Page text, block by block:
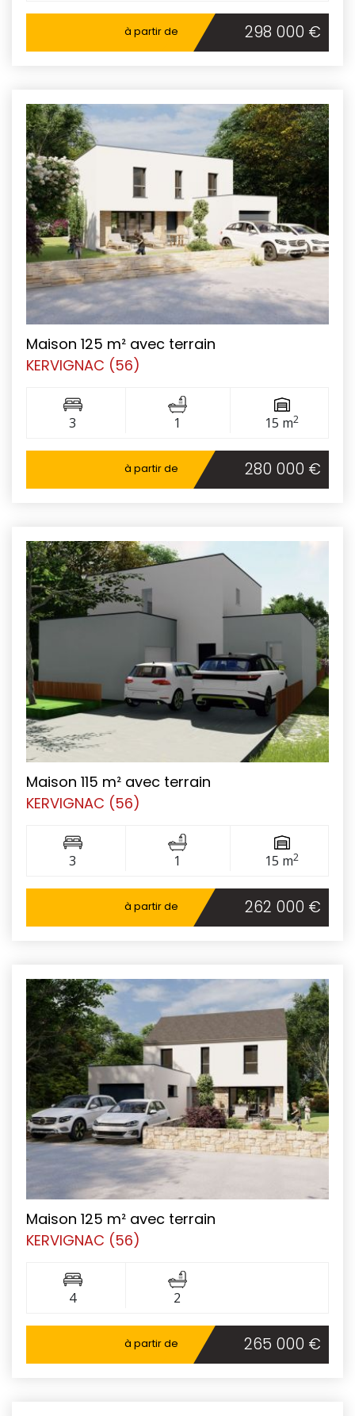
à partir de 298 000 €
Maison 125 m² avec terrain
KERVIGNAC (56)
3 1 15 m2
à partir de 280 000 €
Maison 115 m² avec terrain
KERVIGNAC (56)
3 1 15 m2
à partir de 262 000 €
Maison 125 m² avec terrain
KERVIGNAC (56)
4 2
à partir de 265 000 €